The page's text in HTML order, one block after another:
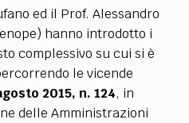
ed il Prof. Alessandro
hanno introdotto i
complessivo su cui si è
le vicende
2015, n. 124, in
delle Amministrazioni